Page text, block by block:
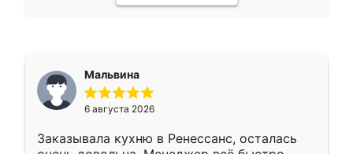
Мальвина
6 августа 2026
Заказывала кухню в Ренессанс, осталась